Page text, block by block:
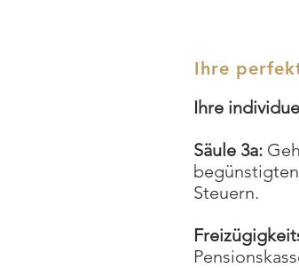
Ihre
Ihre
Säule 3a:
Steuern.